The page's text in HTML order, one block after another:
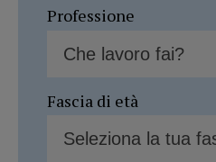
Professione
Fascia di età